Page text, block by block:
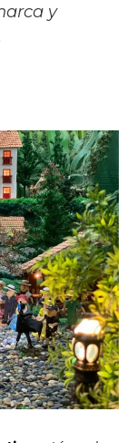
y